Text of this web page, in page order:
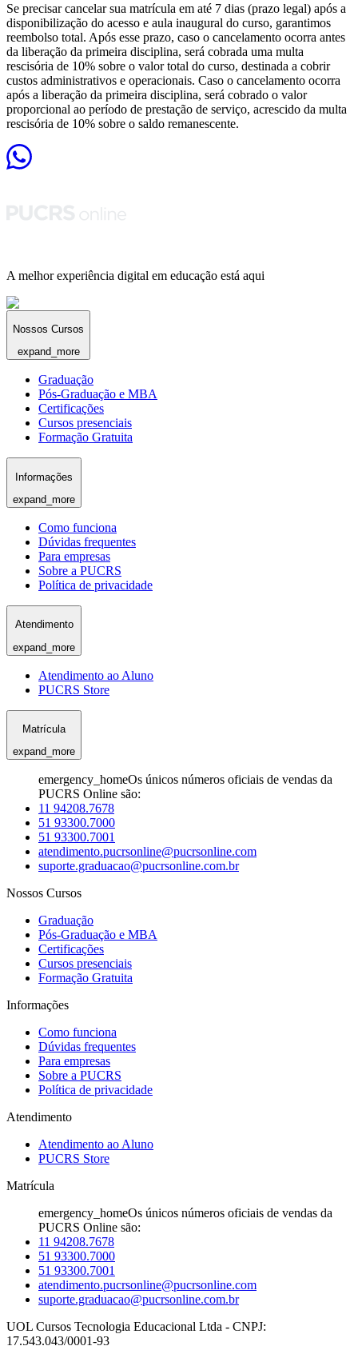
Se precisar cancelar sua matrícula em até 7 dias (prazo legal) após a
disponibilização do acesso e aula inaugural do curso, garantimos
reembolso total. Após esse prazo, caso o cancelamento ocorra antes
da liberação da primeira disciplina, será cobrada uma multa
rescisória de 10% sobre o valor total do curso, destinada a cobrir
custos administrativos e operacionais. Caso o cancelamento ocorra
após a liberação da primeira disciplina, será cobrado o valor
proporcional ao período de prestação de serviço, acrescido da multa
rescisória de 10% sobre o saldo remanescente.
A melhor experiência digital em educação está aqui
Nossos Cursos
expand_more
Graduação
Pós-Graduação e MBA
Certificações
Cursos presenciais
Formação Gratuita
Informações
expand_more
Como funciona
Dúvidas frequentes
Para empresas
Sobre a PUCRS
Política de privacidade
Atendimento
expand_more
Atendimento ao Aluno
PUCRS Store
Matrícula
expand_more
emergency_homeOs únicos números oficiais de vendas da
PUCRS Online são:
11 94208.7678
51 93300.7000
51 93300.7001
atendimento.pucrsonline@pucrsonline.com
suporte.graduacao@pucrsonline.com.br
Nossos Cursos
Graduação
Pós-Graduação e MBA
Certificações
Cursos presenciais
Formação Gratuita
Informações
Como funciona
Dúvidas frequentes
Para empresas
Sobre a PUCRS
Política de privacidade
Atendimento
Atendimento ao Aluno
PUCRS Store
Matrícula
emergency_homeOs únicos números oficiais de vendas da
PUCRS Online são:
11 94208.7678
51 93300.7000
51 93300.7001
atendimento.pucrsonline@pucrsonline.com
suporte.graduacao@pucrsonline.com.br
UOL Cursos Tecnologia Educacional Ltda - CNPJ:
17.543.043/0001-93